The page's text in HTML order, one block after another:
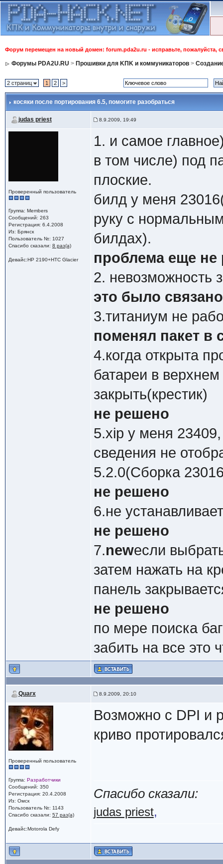
Форум перемещен на новый домен: forum.pda2u.ru - исправьте, пожалуйста,
Форумы PDA2U.RU > Прошивки для KПK и коммуникаторов>
2 страниц 1 2 >
косяки после портирования 6.5, помогите разобраться
judas priest 8.9.2009, 19:49
Проверенный пользователь
Группа: Members
Сообщений: 263
Регистрация: 6.4.2008
Из: Брянск
Пользователь №: 1027
Спасибо сказали: 8 раз(а)
Девайс:HP 2190+HTC Glacier
1. и самое
в том числе) под
плоские.
билд у меня
руку с
билдах).
проблема еще не
2. невозможность
это было
3.титаниум не
поменял пакет в
4.когда открыта
батареи в
закрыть(крестик)
не решено
5.xip у меня
сведения не
5.2.0(Сборка
не решено
6.не
не решено
7.newесли
затем нажать на
панель
не решено
по мере поиска
забить на все это
Quarx 8.9.2009, 20:10
Проверенный пользователь
Группа: Разработчики
Сообщений: 350
Регистрация: 20.4.2008
Из: Омск
Пользователь №: 1143
Спасибо сказали: 57 раз(а)
Девайс:Motorola Defy
Возможно с DPI и
криво
Спасибо сказали:
judas priest,